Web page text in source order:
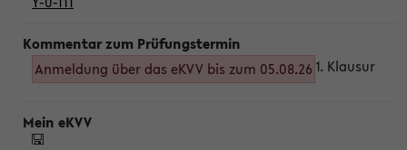
Anmeldung über das eKVV bis zum 05.08.26 1. Klausur